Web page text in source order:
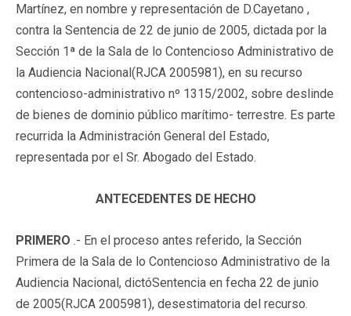
Martínez, en nombre y representación de D.Cayetano ,
contra la Sentencia de 22 de junio de 2005, dictada por la
Sección 1ª de la Sala de lo Contencioso Administrativo de
la Audiencia Nacional(RJCA 2005981), en su recurso
contencioso-administrativo nº 1315/2002, sobre deslinde
de bienes de dominio público marítimo- terrestre. Es parte
recurrida la Administración General del Estado,
representada por el Sr. Abogado del Estado.
ANTECEDENTES DE HECHO
PRIMERO .- En el proceso antes referido, la Sección
Primera de la Sala de lo Contencioso Administrativo de la
Audiencia Nacional, dictóSentencia en fecha 22 de junio
de 2005(RJCA 2005981), desestimatoria del recurso.